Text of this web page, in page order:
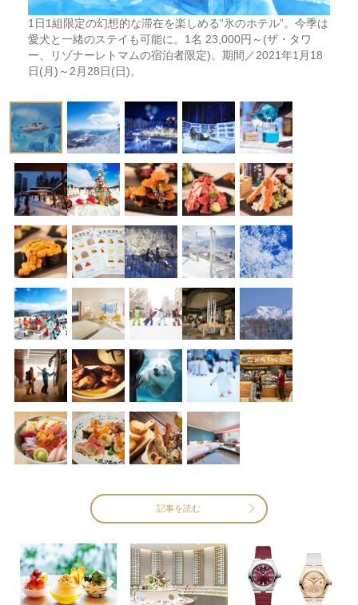
1日1組限定の幻想的な滞在を楽しめる“氷のホテル”。今季は
愛犬と一緒のステイも可能に。1名 23,000円～(ザ・タワ
ー、リゾナーレトマムの宿泊者限定)。期間／2021年1月18
日(月)～2月28日(日)。
記事を読む